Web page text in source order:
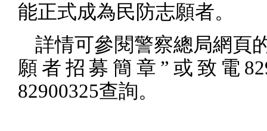
能正式成為民防志願者。
詳情可參閱警察總局網頁
願者招募簡章”或致電
82900325查詢。